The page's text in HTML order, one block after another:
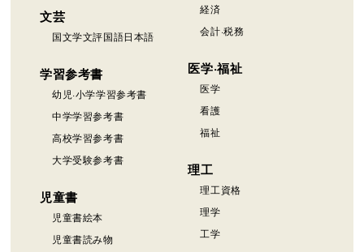
文芸
国文学文評国語日本語
学習参考書
幼児·小学学習参考書
中学学習参考書
高校学習参考書
大学受験参考書
児童書
児童書絵本
児童書読み物
経済
会計·税務
医学·福祉
医学
看護
福祉
理工
理工資格
理学
工学